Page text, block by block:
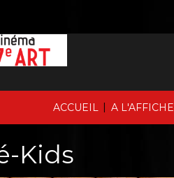
ACCUEIL | A L'AFFICHE
Kids